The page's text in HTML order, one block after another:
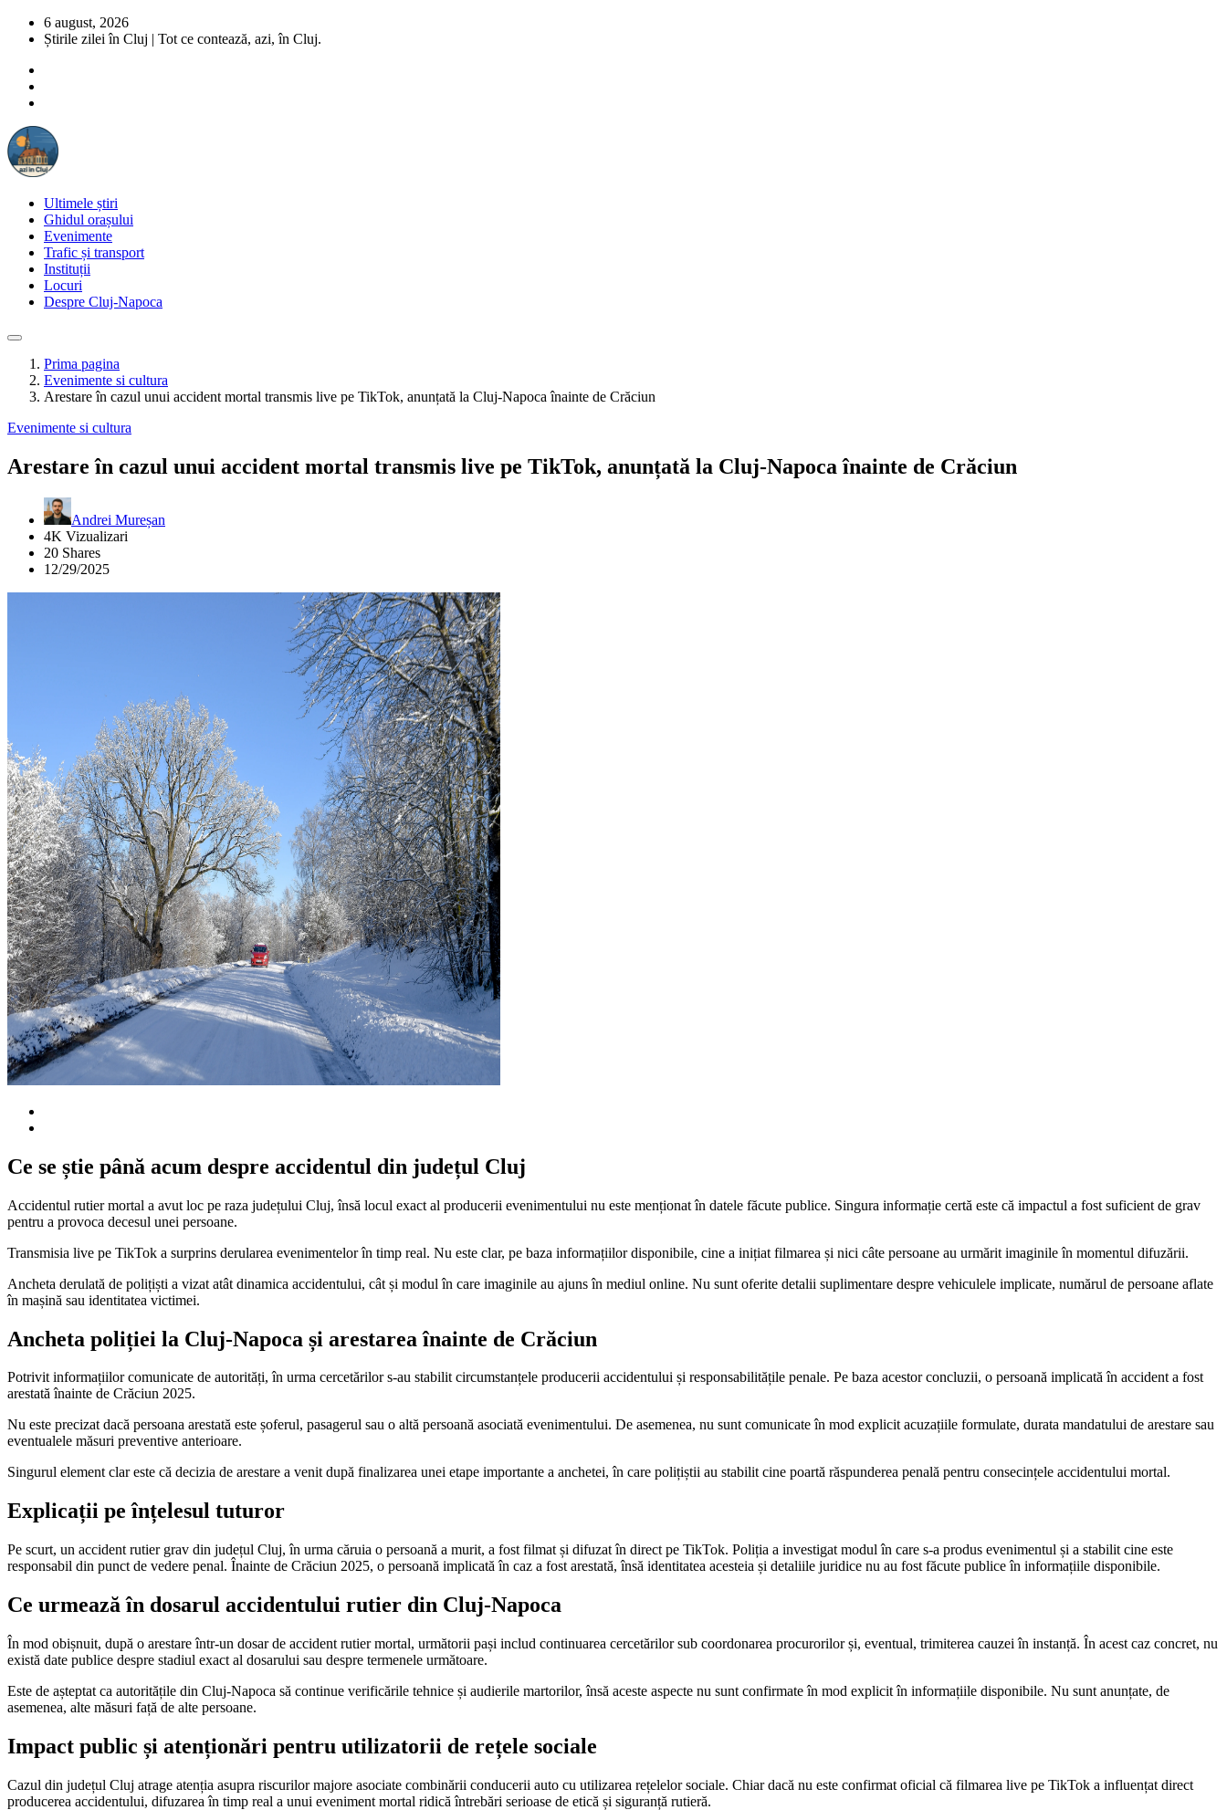
6 august, 2026
Știrile zilei în Cluj | Tot ce contează, azi, în Cluj.
Ultimele știri
Ghidul orașului
Evenimente
Trafic și transport
Instituții
Locuri
Despre Cluj-Napoca
Prima pagina
Evenimente si cultura
Arestare în cazul unui accident mortal transmis live pe TikTok, anunțată la Cluj-Napoca înainte de Crăciun
Evenimente si cultura
Arestare în cazul unui accident mortal transmis live pe TikTok, anunțată la Cluj-Napoca înainte de Crăciun
Andrei Mureșan
4K Vizualizari
20 Shares
12/29/2025
Ce se știe până acum despre accidentul din județul Cluj
Accidentul rutier mortal a avut loc pe raza județului Cluj, însă locul exact al producerii evenimentului nu este menționat în datele făcute publice. Singura informație certă este că impactul a fost suficient de grav
pentru a provoca decesul unei persoane.
Transmisia live pe TikTok a surprins derularea evenimentelor în timp real. Nu este clar, pe baza informațiilor disponibile, cine a inițiat filmarea și nici câte persoane au urmărit imaginile în momentul difuzării.
Ancheta derulată de polițiști a vizat atât dinamica accidentului, cât și modul în care imaginile au ajuns în mediul online. Nu sunt oferite detalii suplimentare despre vehiculele implicate, numărul de persoane aflate
în mașină sau identitatea victimei.
Ancheta poliției la Cluj-Napoca și arestarea înainte de Crăciun
Potrivit informațiilor comunicate de autorități, în urma cercetărilor s-au stabilit circumstanțele producerii accidentului și responsabilitățile penale. Pe baza acestor concluzii, o persoană implicată în accident a fost
arestată înainte de Crăciun 2025.
Nu este precizat dacă persoana arestată este șoferul, pasagerul sau o altă persoană asociată evenimentului. De asemenea, nu sunt comunicate în mod explicit acuzațiile formulate, durata mandatului de arestare sau
eventualele măsuri preventive anterioare.
Singurul element clar este că decizia de arestare a venit după finalizarea unei etape importante a anchetei, în care polițiștii au stabilit cine poartă răspunderea penală pentru consecințele accidentului mortal.
Explicații pe înțelesul tuturor
Pe scurt, un accident rutier grav din județul Cluj, în urma căruia o persoană a murit, a fost filmat și difuzat în direct pe TikTok. Poliția a investigat modul în care s-a produs evenimentul și a stabilit cine este
responsabil din punct de vedere penal. Înainte de Crăciun 2025, o persoană implicată în caz a fost arestată, însă identitatea acesteia și detaliile juridice nu au fost făcute publice în informațiile disponibile.
Ce urmează în dosarul accidentului rutier din Cluj-Napoca
În mod obișnuit, după o arestare într-un dosar de accident rutier mortal, următorii pași includ continuarea cercetărilor sub coordonarea procurorilor și, eventual, trimiterea cauzei în instanță. În acest caz concret, nu
există date publice despre stadiul exact al dosarului sau despre termenele următoare.
Este de așteptat ca autoritățile din Cluj-Napoca să continue verificările tehnice și audierile martorilor, însă aceste aspecte nu sunt confirmate în mod explicit în informațiile disponibile. Nu sunt anunțate, de
asemenea, alte măsuri față de alte persoane.
Impact public și atenționări pentru utilizatorii de rețele sociale
Cazul din județul Cluj atrage atenția asupra riscurilor majore asociate combinării conducerii auto cu utilizarea rețelelor sociale. Chiar dacă nu este confirmat oficial că filmarea live pe TikTok a influențat direct
producerea accidentului, difuzarea în timp real a unui eveniment mortal ridică întrebări serioase de etică și siguranță rutieră.